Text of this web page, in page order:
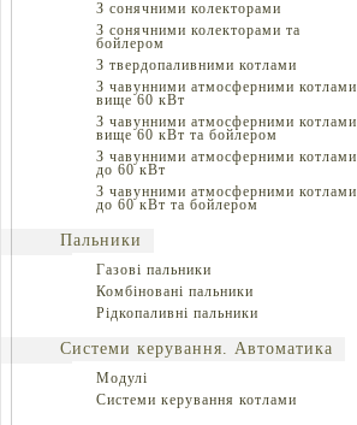
З сонячними колекторами
З сонячними колекторами та
бойлером
З твердопаливними котлами
З чавунними атмосферними котлами
вище 60 кВт
З чавунними атмосферними котлами
вище 60 кВт та бойлером
З чавунними атмосферними котлами
до 60 кВт
З чавунними атмосферними котлами
до 60 кВт та бойлером
Пальники
Газові пальники
Комбіновані пальники
Рідкопаливні пальники
Системи керування. Автоматика
Модулі
Системи керування котлами